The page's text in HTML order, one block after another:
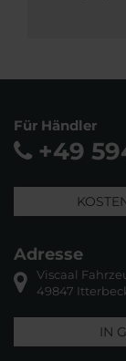
Für Händler
+49
Adresse
Viscaal
49847
IN